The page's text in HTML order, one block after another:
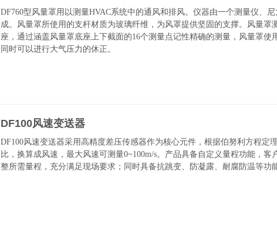
DF760型风量罩用以测量HVAC系统中的通风和排风。仪器由一个测量仪、
成。风量罩所使用的支杆材质为玻璃纤维，为风罩提供坚固的支撑。风量罩
座，通过涵盖风量罩底座上下截面的16个测量点记性精确的测量，风量罩使
同时可以进行大气压力的休正。
DF100风速变送器
DF100风速变送器采用高精度差压传感器作为核心元件，根据伯努利方程定
比，换算成风速，最大风速可测量0~100m/s。产品具备自定义量程功能，客
整所需量程，充分满足现场要求；同时具备抗跳变、防凝露、耐腐防温等功